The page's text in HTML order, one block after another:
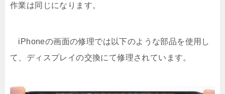
作業は同じになります。
iPhoneの画面の修理では以下のような部品を使用し
て、ディスプレイの交換にて修理されています。